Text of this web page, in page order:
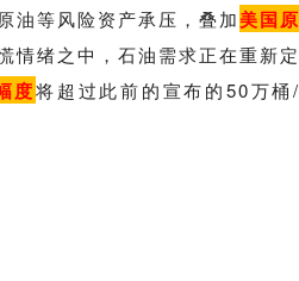
油等风险资产承压，叠加美国原
情绪之中，石油需求正在重新定
度将超过此前的宣布的50万桶/